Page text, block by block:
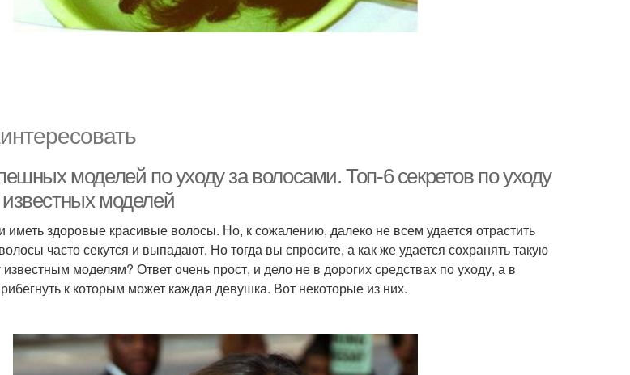
моделей по уходу за волосами. Топ-6 секретов по уходу
моделей
иметь здоровые красивые волосы. Но, к сожалению, далеко не всем удается отрастить
часто секутся и выпадают. Но тогда вы спросите, а как же удается сохранять такую
моделям? Ответ очень прост, и дело не в дорогих средствах по уходу, а в
к которым может каждая девушка. Вот некоторые из них.